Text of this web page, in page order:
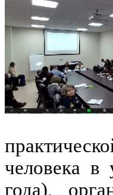
человека в
года),